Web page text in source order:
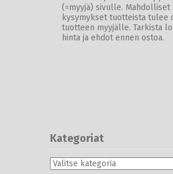
(=myyjä) sivulle. Mahdolliset
kysymykset tuotteista tulee
tuotteen myyjälle. Tarkista
hinta ja ehdot ennen ostoa.
Kategoriat
Kategoriat